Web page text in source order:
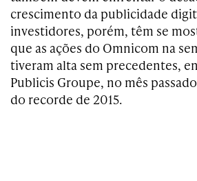
crescimento da publicidade
investidores, porém, têm se
que as ações do Omnicom na
tiveram alta sem precedentes,
Publicis Groupe, no mês
do recorde de 2015.